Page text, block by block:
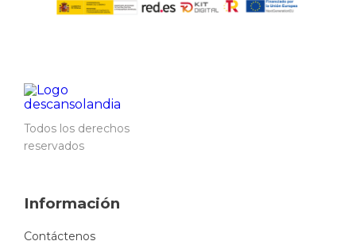
Todos los derechos
reservados
Información
Contáctenos